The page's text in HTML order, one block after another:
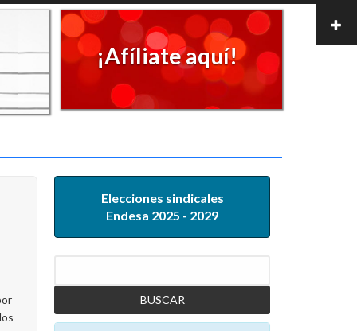
¡Afíliate aquí!
Elecciones sindicales
Endesa 2025 - 2029